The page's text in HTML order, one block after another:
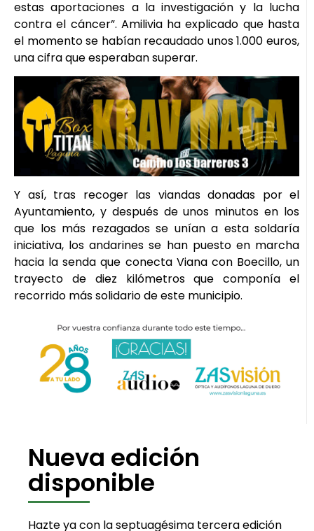
estas aportaciones a la investigación y la lucha
contra el cáncer”. Amilivia ha explicado que hasta
el momento se habían recaudado unos 1.000 euros,
una cifra que esperaban superar.
Y así, tras recoger las viandas donadas por el
Ayuntamiento, y después de unos minutos en los
que los más rezagados se unían a esta soldaría
iniciativa, los andarines se han puesto en marcha
hacia la senda que conecta Viana con Boecillo, un
trayecto de diez kilómetros que componía el
recorrido más solidario de este municipio.
Nueva edición
disponible
Hazte ya con la septuagésima tercera edición